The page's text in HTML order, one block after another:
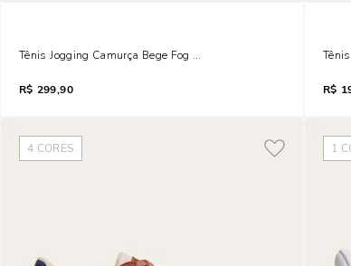
Tênis Jogging Camurça Bege Fog Recortes
R$ 299,90 R$
4 CORES 1